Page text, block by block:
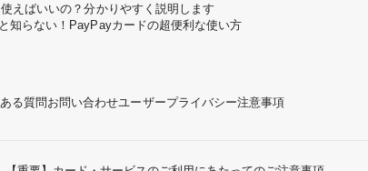
えばいいの？分かりやすく説明します
知らない！PayPayカードの超便利な使い方
る質問お問い合わせユーザープライバシー注意事項